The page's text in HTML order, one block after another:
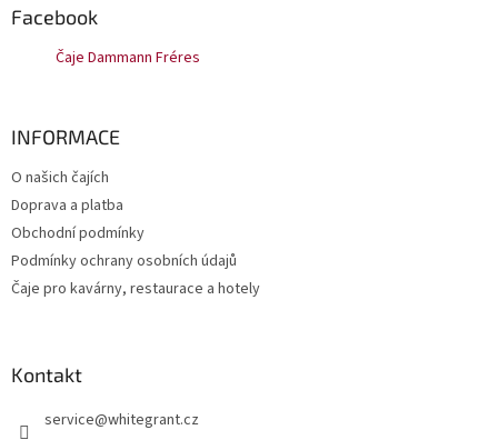
Facebook
Čaje Dammann Fréres
INFORMACE
O našich čajích
Doprava a platba
Obchodní podmínky
Podmínky ochrany osobních údajů
Čaje pro kavárny, restaurace a hotely
Kontakt
service@whitegrant.cz